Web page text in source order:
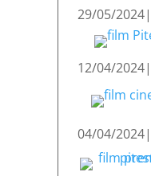
29/05/2024|
12/04/2024|
04/04/2024|